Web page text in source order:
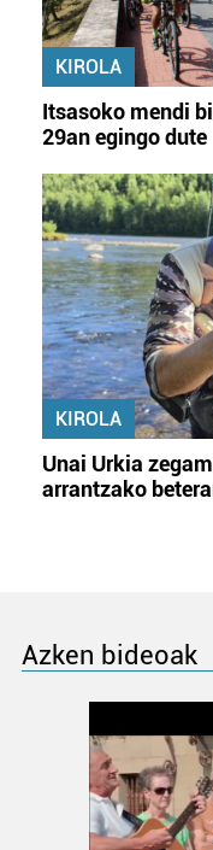
KIROLA
Itsasoko mendi
29an egingo dute
KIROLA
Unai Urkia
arrantzako
Azken bideoak